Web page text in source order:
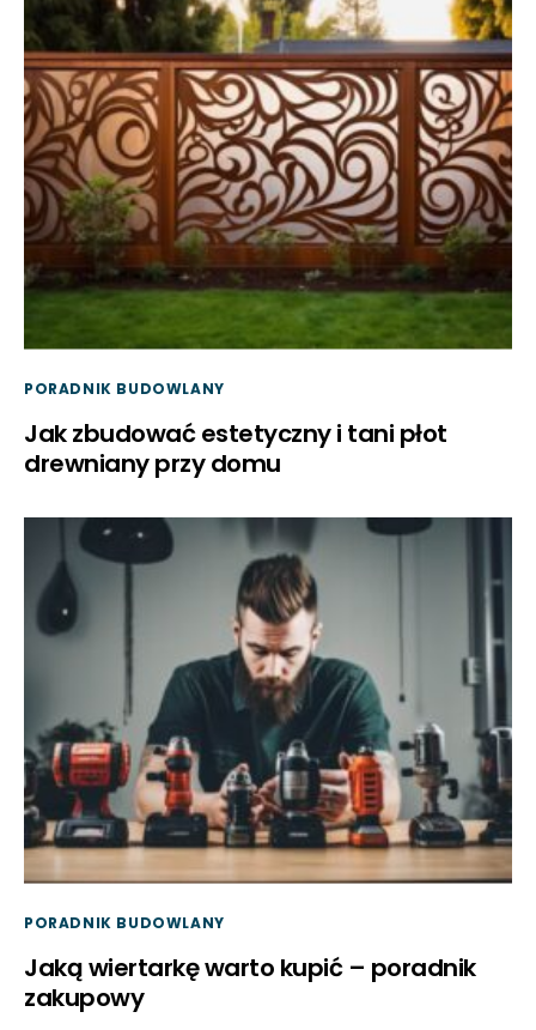
PORADNIK BUDOWLANY
Jak zbudować estetyczny i tani płot
drewniany przy domu
PORADNIK BUDOWLANY
Jaką wiertarkę warto kupić – poradnik
zakupowy